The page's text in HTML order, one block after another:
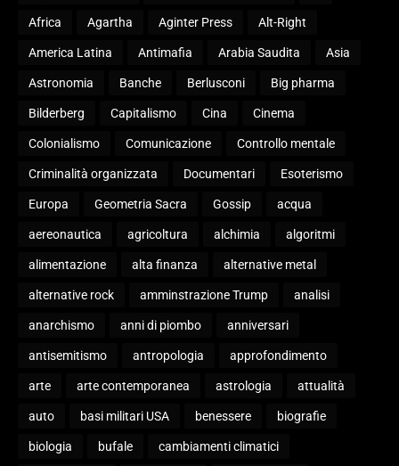
Africa Agartha Aginter Press Alt-Right
America Latina Antimafia Arabia Saudita Asia
Astronomia Banche Berlusconi Big pharma
Bilderberg Capitalismo Cina Cinema
Colonialismo Comunicazione Controllo mentale
Criminalità organizzata Documentari Esoterismo
Europa Geometria Sacra Gossip acqua
aereonautica agricoltura alchimia algoritmi
alimentazione alta finanza alternative metal
alternative rock amminstrazione Trump analisi
anarchismo anni di piombo anniversari
antisemitismo antropologia approfondimento
arte arte contemporanea astrologia attualità
auto basi militari USA benessere biografie
biologia bufale cambiamenti climatici